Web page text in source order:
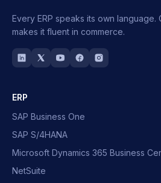
Every ERP speaks its own language.
makes it fluent in commerce.
ERP
SAP Business One
SAP S/4HANA
Microsoft Dynamics 365 Business
NetSuite